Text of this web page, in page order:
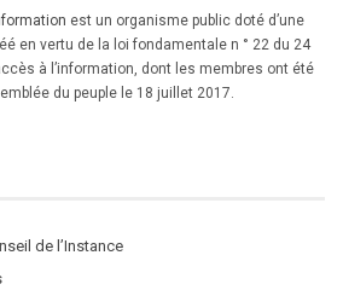
est un organisme public doté d’une
en vertu de la loi fondamentale n ° 22 du 24
à l’information, dont les membres ont été
du peuple le 18 juillet 2017.
de l’Instance